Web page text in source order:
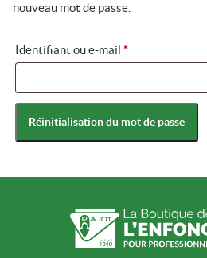
nouveau mot de passe.
Identifiant ou e-mail *Obligatoire
Réinitialisation du mot de passe